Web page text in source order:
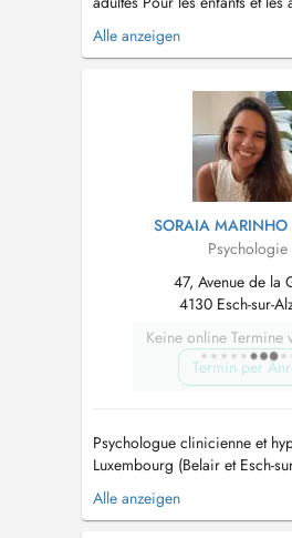
(entre autre) - NEPSY-II - Bilan
neuropsychologique de
attentionnel -
Troubles de l'apprentissage,
Alle anzeigen
SORAIA MARINHO
Psychologie
47, Avenue de la
4130 Esch-sur-
Keine online Termine
Termin per
Psychologue clinicienne et
Luxembourg (Belair et Esch-
Diplômée de l'Université de
en 2021. Je suis spécialisée
Alle anzeigen